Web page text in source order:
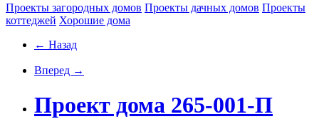
Проекты загородных домов Проекты дачных домов Проекты
коттеджей Хорошие дома
← Назад
Вперед →
Проект дома 265-001-П